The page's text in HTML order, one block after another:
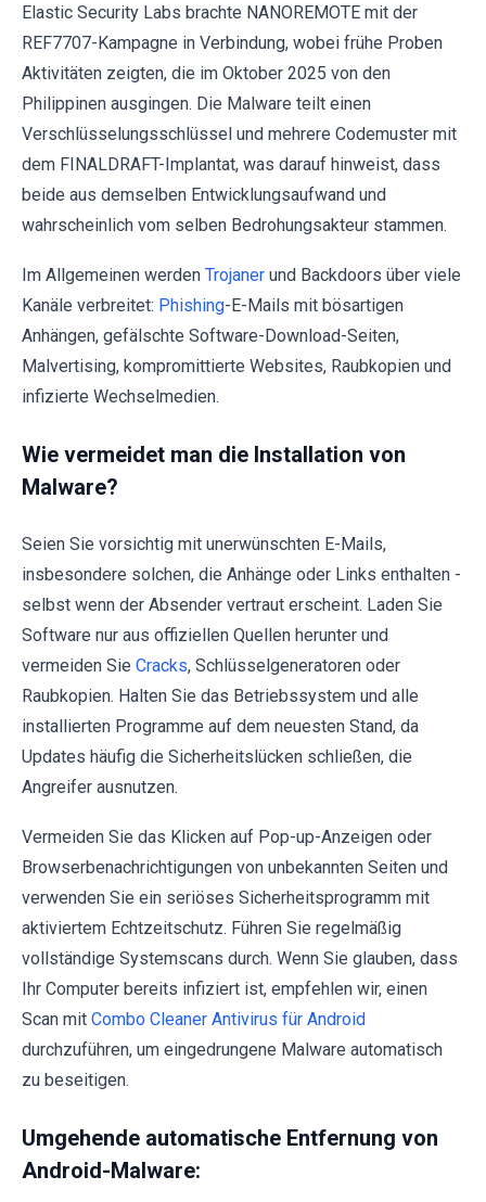
Elastic Security Labs brachte NANOREMOTE mit der
REF7707-Kampagne in Verbindung, wobei frühe Proben
Aktivitäten zeigten, die im Oktober 2025 von den
Philippinen ausgingen. Die Malware teilt einen
Verschlüsselungsschlüssel und mehrere Codemuster mit
dem FINALDRAFT-Implantat, was darauf hinweist, dass
beide aus demselben Entwicklungsaufwand und
wahrscheinlich vom selben Bedrohungsakteur stammen.
Im Allgemeinen werden Trojaner und Backdoors über viele
Kanäle verbreitet: Phishing-E-Mails mit bösartigen
Anhängen, gefälschte Software-Download-Seiten,
Malvertising, kompromittierte Websites, Raubkopien und
infizierte Wechselmedien.
Wie vermeidet man die Installation von
Malware?
Seien Sie vorsichtig mit unerwünschten E-Mails,
insbesondere solchen, die Anhänge oder Links enthalten -
selbst wenn der Absender vertraut erscheint. Laden Sie
Software nur aus offiziellen Quellen herunter und
vermeiden Sie Cracks, Schlüsselgeneratoren oder
Raubkopien. Halten Sie das Betriebssystem und alle
installierten Programme auf dem neuesten Stand, da
Updates häufig die Sicherheitslücken schließen, die
Angreifer ausnutzen.
Vermeiden Sie das Klicken auf Pop-up-Anzeigen oder
Browserbenachrichtigungen von unbekannten Seiten und
verwenden Sie ein seriöses Sicherheitsprogramm mit
aktiviertem Echtzeitschutz. Führen Sie regelmäßig
vollständige Systemscans durch. Wenn Sie glauben, dass
Ihr Computer bereits infiziert ist, empfehlen wir, einen
Scan mit Combo Cleaner Antivirus für Android
durchzuführen, um eingedrungene Malware automatisch
zu beseitigen.
Umgehende automatische Entfernung von
Android-Malware: